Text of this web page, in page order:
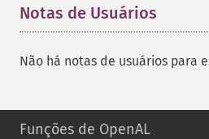
Notas de Usuários
Não há notas de usuários para
Funções de OpenAL